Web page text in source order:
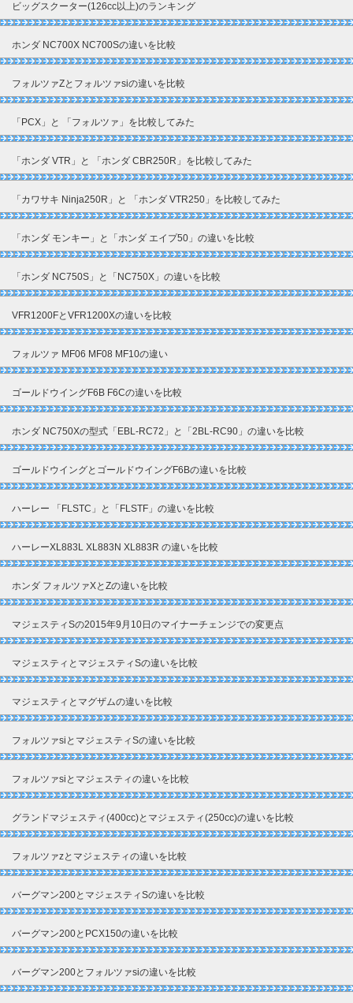
ビッグスクーター(126cc以上)のランキング
ホンダ NC700X NC700Sの違いを比較
フォルツァZとフォルツァsiの違いを比較
「PCX」と 「フォルツァ」を比較してみた
「ホンダ VTR」と 「ホンダ CBR250R」を比較してみた
「カワサキ Ninja250R」と 「ホンダ VTR250」を比較してみた
「ホンダ モンキー」と「ホンダ エイプ50」の違いを比較
「ホンダ NC750S」と「NC750X」の違いを比較
VFR1200FとVFR1200Xの違いを比較
フォルツァ MF06 MF08 MF10の違い
ゴールドウイングF6B F6Cの違いを比較
ホンダ NC750Xの型式「EBL-RC72」と「2BL-RC90」の違いを比較
ゴールドウイングとゴールドウイングF6Bの違いを比較
ハーレー 「FLSTC」と「FLSTF」の違いを比較
ハーレーXL883L XL883N XL883R の違いを比較
ホンダ フォルツァXとZの違いを比較
マジェスティSの2015年9月10日のマイナーチェンジでの変更点
マジェスティとマジェスティSの違いを比較
マジェスティとマグザムの違いを比較
フォルツァsiとマジェスティSの違いを比較
フォルツァsiとマジェスティの違いを比較
グランドマジェスティ(400cc)とマジェスティ(250cc)の違いを比較
フォルツァzとマジェスティの違いを比較
バーグマン200とマジェスティSの違いを比較
バーグマン200とPCX150の違いを比較
バーグマン200とフォルツァsiの違いを比較